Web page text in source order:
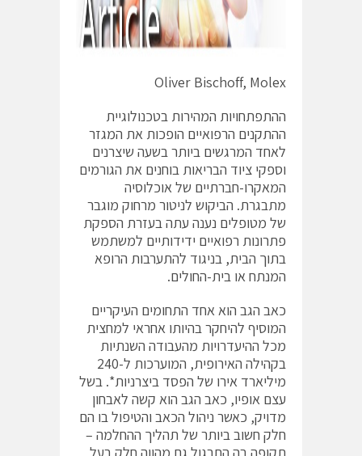
Oliver Bischoff, Molex
ההתפתחויות המהירות בטכנולוגיית
ההתקנים הרפואיים הופכות את המגזר
לאחד המרגשים ביותר בשעה שיצרנים
וספקי ציוד הבריאות בוחנים את הגורמים
המאקרו-חברתיים של אוכלוסיה
מתבגרת. הביקוש לניטור מרחוק מוגבר
של מטופלים נענה עתה בעזרת הספקת
פתרונות רפואיים ידידותיים למשתמש
בתוך הבית, בניגוד להתערבות הרופא
המנתח או בית-החולים.
כאב הגב הוא אחד התחומים העיקריים
המוסיף להיחקר בהיותו אחראי למחצית
מכל ההיעדרויות מהעבודה השנתיות
בקהילה האירופית, המוערכות ל-240
מיליארד אירו של הפסד ביצרניות*. בשל
עצם אופיו, כאב הגב הוא קשה לאבחון
מדויק, כאשר ניהול הכאב והטיפול בו הם
חלק חשוב ביותר של תהליך ההחלמה –
תקופה בה התרגול גם מהווה חלק בעל